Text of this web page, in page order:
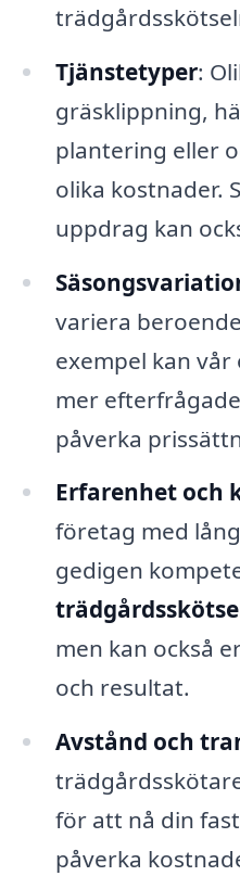
Tjänstetyper:
gräsklippning,
plantering eller
olika kostnader.
uppdrag kan
variera
exempel kan
mer
påverka
Erfarenhet och
företag med
gedigen
men kan också
och resultat.
Avstånd och
för att nå din
påverka